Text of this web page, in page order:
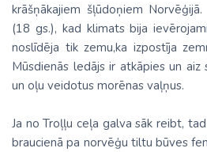
krāšņākajiem šļūdoņiem
(18 gs.), kad klimats bija
noslīdēja tik zemu,ka izpostīja
Mūsdienās ledājs ir atkāpies un aiz
un oļu veidotus morēnas vaļņus.
Ja no Troļļu ceļa galva sāk reibt,
braucienā pa norvēģu tiltu būves